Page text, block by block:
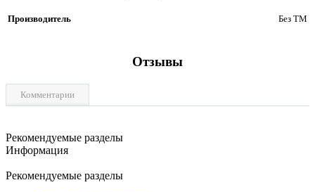
Производитель Без ТМ
Отзывы
Комментарии
Рекомендуемые разделы
Информация
Рекомендуемые разделы